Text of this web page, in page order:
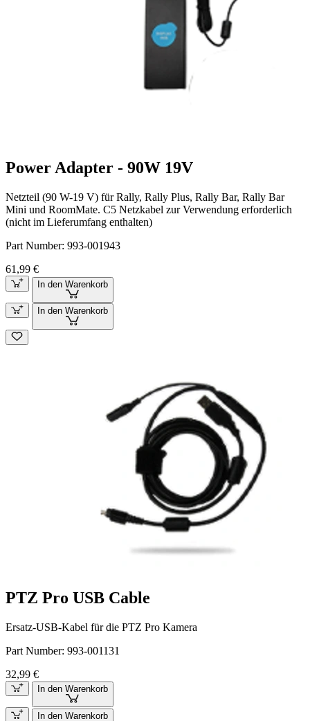
Power Adapter - 90W 19V
Netzteil (90 W-19 V) für Rally, Rally Plus, Rally Bar, Rally Bar
Mini und RoomMate. C5 Netzkabel zur Verwendung erforderlich
(nicht im Lieferumfang enthalten)
Part Number: 993-001943
61,99 €
In den Warenkorb
In den Warenkorb
PTZ Pro USB Cable
Ersatz-USB-Kabel für die PTZ Pro Kamera
Part Number: 993-001131
32,99 €
In den Warenkorb
In den Warenkorb